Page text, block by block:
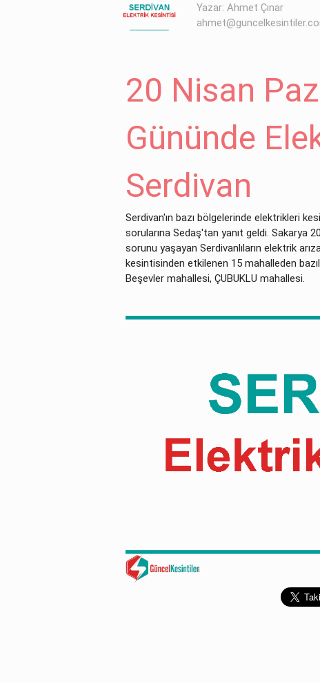
Yazar: Ahmet Çınar
20 Nisan
Gününde
Serdivan
Serdivan'ın bazı bölgelerinde elektrikleri
sorularına Sedaş'tan yanıt geldi. Sakarya
sorunu yaşayan Serdivanlıların elektrik
kesintisinden etkilenen 15 mahalleden
Beşevler mahallesi, ÇUBUKLU mahallesi.